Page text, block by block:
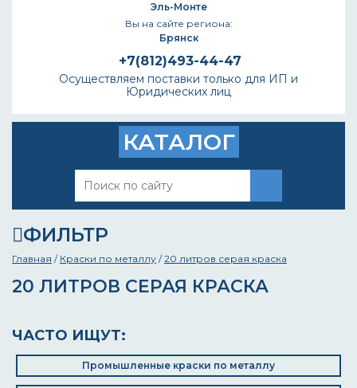
Эль-Монте
Вы на сайте региона:
Брянск
+7(812)493-44-47
Осуществляем поставки только для ИП и
Юридических лиц
КАТАЛОГ
ФИЛЬТР
Главная / Краски по металлу /20 литров серая краска
20 ЛИТРОВ СЕРАЯ КРАСКА
ЧАСТО ИЩУТ:
Промышленные краски по металлу